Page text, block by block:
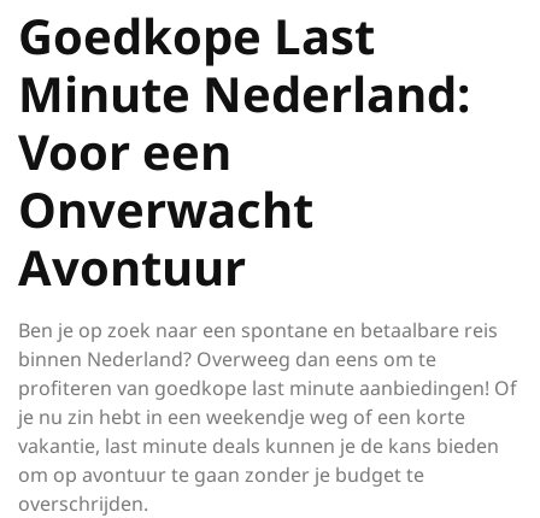
Goedkope Last
Minute Nederland:
Voor een
Onverwacht
Avontuur
Ben je op zoek naar een spontane en betaalbare reis
binnen Nederland? Overweeg dan eens om te
profiteren van goedkope last minute aanbiedingen! Of
je nu zin hebt in een weekendje weg of een korte
vakantie, last minute deals kunnen je de kans bieden
om op avontuur te gaan zonder je budget te
overschrijden.